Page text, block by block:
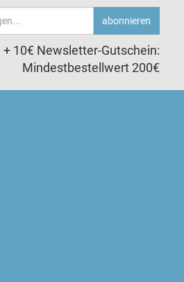
abonnieren
+ 10€ Newsletter-Gutschein:
Mindestbestellwert 200€